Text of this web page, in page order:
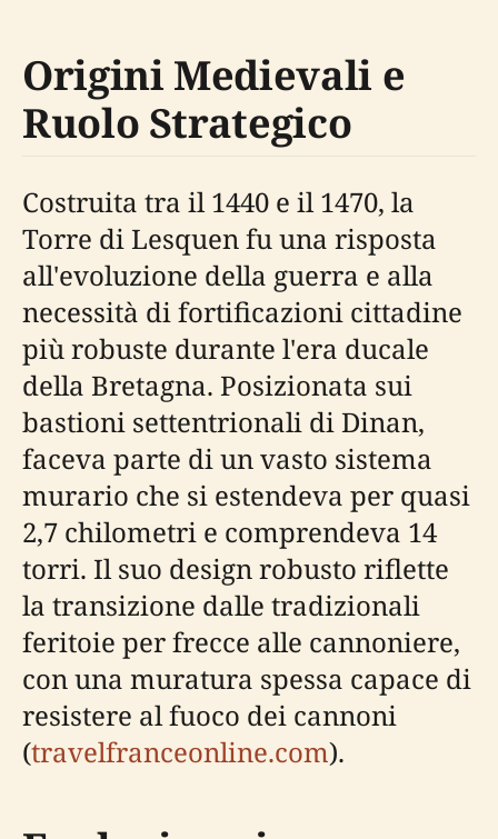
Origini Medievali e
Ruolo Strategico
Costruita tra il 1440 e il 1470, la
Torre di Lesquen fu una risposta
all'evoluzione della guerra e alla
necessità di fortificazioni cittadine
più robuste durante l'era ducale
della Bretagna. Posizionata sui
bastioni settentrionali di Dinan,
faceva parte di un vasto sistema
murario che si estendeva per quasi
2,7 chilometri e comprendeva 14
torri. Il suo design robusto riflette
la transizione dalle tradizionali
feritoie per frecce alle cannoniere,
con una muratura spessa capace di
resistere al fuoco dei cannoni
(travelfranceonline.com).